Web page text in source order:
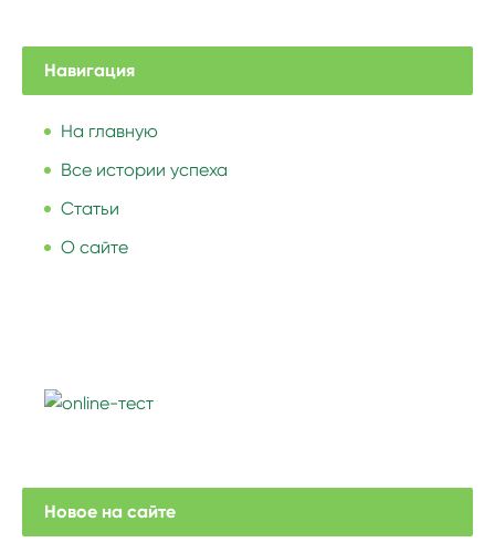
Навигация
На главную
Все истории успеха
Статьи
О сайте
Новое на сайте